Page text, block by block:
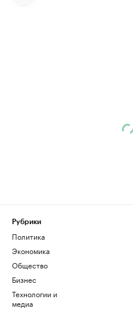
Рубрики
Политика
Экономика
Общество
Бизнес
Технологии и
медиа